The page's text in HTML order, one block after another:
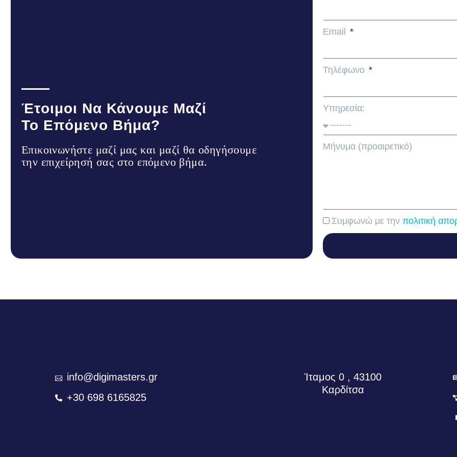
Έτοιμοι Να Κάνουμε Μαζί
Το Επόμενο Βήμα?
Επικοινωνήστε μαζί μας και μαζί θα οδηγήσουμε
την επιχείρησή σας στο επόμενο βήμα.
Email
Τηλέφωνο
Υπηρεσία:
Μήνυμα (προαιρετικό)
Συμφωνώ με την πολιτική
info@digimasters.gr
+30 698 6165825
Ίταμος 0 , 43100
Καρδίτσα